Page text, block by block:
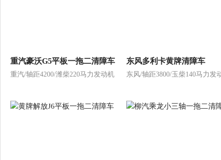
重汽豪沃G5平板一拖二清障车
重汽/轴距4200/潍柴220马力发动机
东风多利卡黄牌清障车
东风/轴距3800/玉柴140马力发